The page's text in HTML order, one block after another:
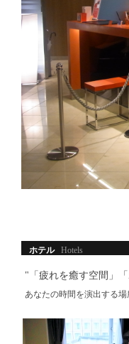
ホテル Hotels
"「疲れを癒す空間」
あなたの時間を演出する場